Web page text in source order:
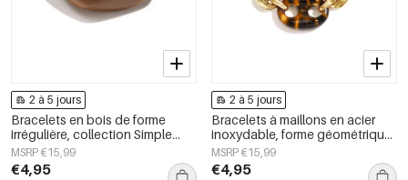
2 à 5 jours
Bracelets en bois de forme
irrégulière, collection Simple
Daily Simple, bijoux pour
femmes
MSRP €15,99
€4,95
2 à 5 jours
Bracelets à maillons en acier
inoxydable, forme géométrique,
collection Simple Daily Simple,
bijoux pour femmes
MSRP €15,99
€4,95